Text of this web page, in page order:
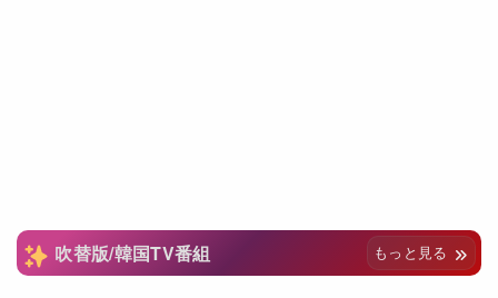
吹替版/韓国TV番組 もっと見る